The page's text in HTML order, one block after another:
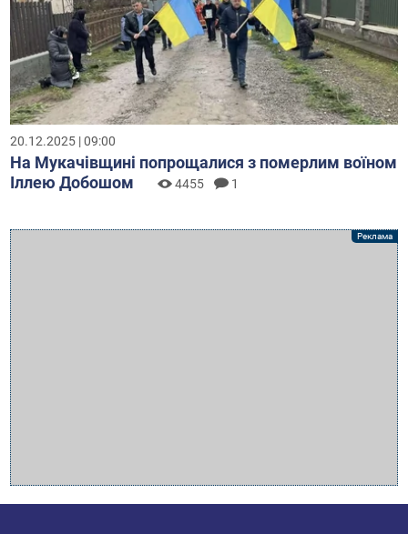
20.12.2025 | 09:00
На Мукачівщині попрощалися з померлим воїном
Іллею Добошом
4455 1